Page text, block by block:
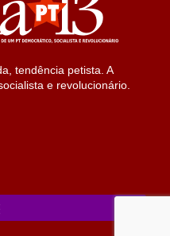
tendência petista. A
e revolucionário.